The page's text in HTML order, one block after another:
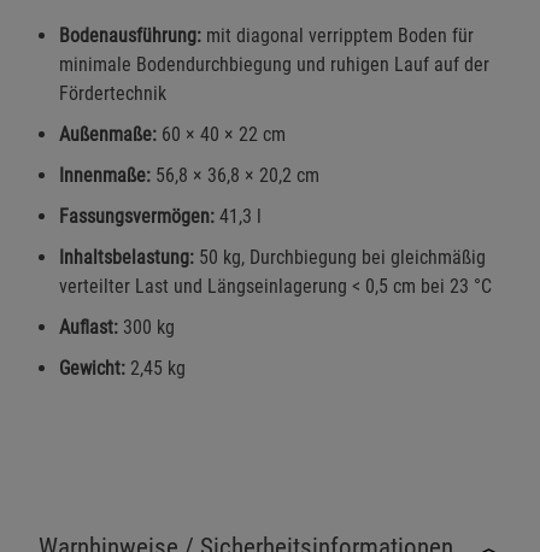
Bodenausführung: mit diagonal verripptem Boden für
minimale Bodendurchbiegung und ruhigen Lauf auf der
Fördertechnik
Außenmaße: 60 × 40 × 22 cm
Innenmaße: 56,8 × 36,8 × 20,2 cm
Fassungsvermögen: 41,3 l
Inhaltsbelastung: 50 kg, Durchbiegung bei gleichmäßig
verteilter Last und Längseinlagerung < 0,5 cm bei 23 °C
Auflast: 300 kg
Gewicht: 2,45 kg